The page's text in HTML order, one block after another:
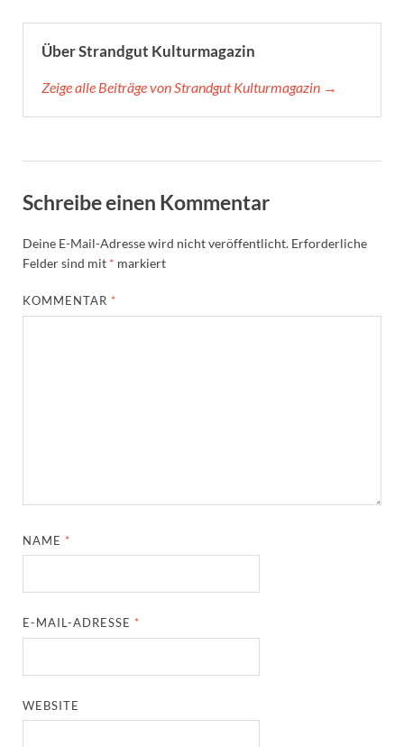
Über Strandgut Kulturmagazin
Zeige alle Beiträge von Strandgut Kulturmagazin →
Schreibe einen Kommentar
Deine E-Mail-Adresse wird nicht veröffentlicht. Erforderliche
Felder sind mit * markiert
KOMMENTAR *
NAME *
E-MAIL-ADRESSE *
WEBSITE